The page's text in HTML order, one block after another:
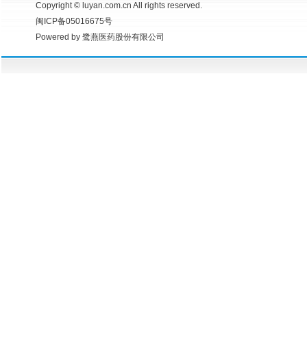
Copyright © luyan.com.cn All rights reserved.
闽ICP备05016675号
Powered by 鹭燕医药股份有限公司